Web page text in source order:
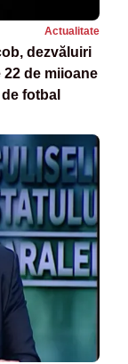
Actualitate
dezvăluiri
de miioane
fotbal